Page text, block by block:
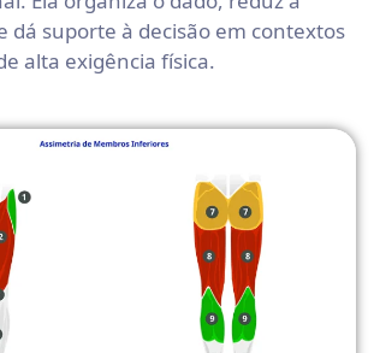
dá suporte à decisão em contextos
alta exigência física.